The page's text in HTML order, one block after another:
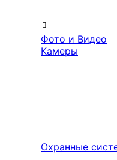
Фото и Видео
Камеры
Охранные